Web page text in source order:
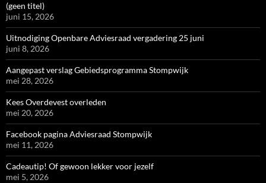
(geen titel)
juni 15, 2026
Uitnodiging Openbare Adviesraad vergadering 25 juni
juni 8, 2026
Aangepast verslag Gebiedsprogramma Stompwijk
mei 28, 2026
Kees Overdevest overleden
mei 20, 2026
Facebook pagina Adviesraad Stompwijk
mei 11, 2026
Cadeautip! Of gewoon lekker voor jezelf
mei 5, 2026